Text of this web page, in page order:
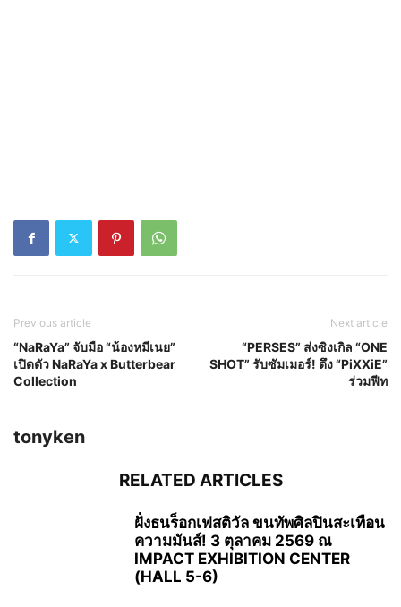
Previous article
“NaRaYa” จับมือ “น้องหมีเนย”
เปิดตัว NaRaYa x Butterbear
Collection
Next article
“PERSES” ส่งซิงเกิล “ONE
SHOT” รับซัมเมอร์! ดึง “PiXXiE”
ร่วมฟีท
tonyken
RELATED ARTICLES
ฝั่งธนร็อกเฟสติวัล ขนทัพศิลปินสะเทือน
ความมันส์! 3 ตุลาคม 2569 ณ
IMPACT EXHIBITION CENTER
(HALL 5-6)